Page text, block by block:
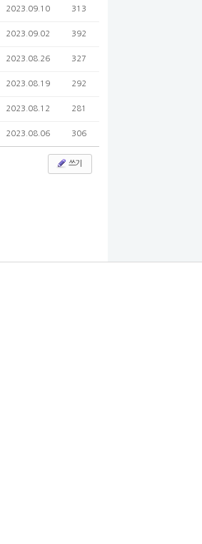
2023.09.10 313
2023.09.02 392
2023.08.26 327
2023.08.19 292
2023.08.12 281
2023.08.06 306
쓰기